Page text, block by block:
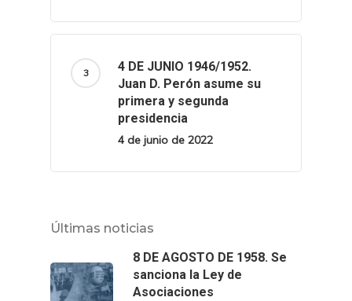
4 DE JUNIO 1946/1952.
Juan D. Perón asume su
primera y segunda
presidencia
4 de junio de 2022
Últimas noticias
8 DE AGOSTO DE 1958. Se
sanciona la Ley de
Asociaciones